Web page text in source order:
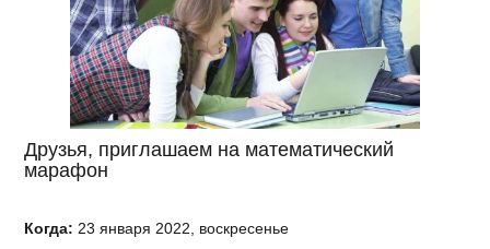
Друзья, приглашаем на математический
марафон
Когда: 23 января 2022, воскресенье